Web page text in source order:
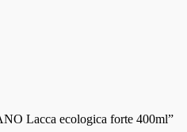
Lacca ecologica forte 400ml”